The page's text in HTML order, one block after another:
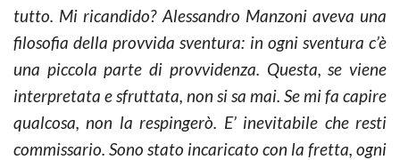
tutto. Mi ricandido? Alessandro Manzoni aveva una
filosofia della provvida sventura: in ogni sventura c’è
una piccola parte di provvidenza. Questa, se viene
interpretata e sfruttata, non si sa mai. Se mi fa capire
qualcosa, non la respingerò. E’ inevitabile che resti
commissario. Sono stato incaricato con la fretta, ogni